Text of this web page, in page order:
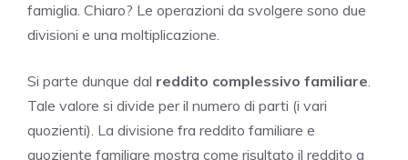
famiglia. Chiaro? Le operazioni da svolgere sono due
divisioni e una moltiplicazione.
Si parte dunque dal reddito complessivo familiare.
Tale valore si divide per il numero di parti (i vari
quozienti). La divisione fra reddito familiare e
quoziente familiare mostra come risultato il reddito a